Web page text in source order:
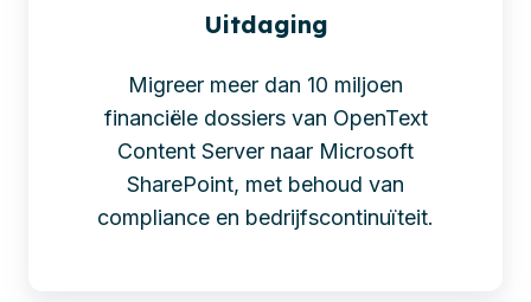
Uitdaging
Migreer meer dan 10 miljoen
financiële dossiers van OpenText
Content Server naar Microsoft
SharePoint, met behoud van
compliance en bedrijfscontinuïteit.